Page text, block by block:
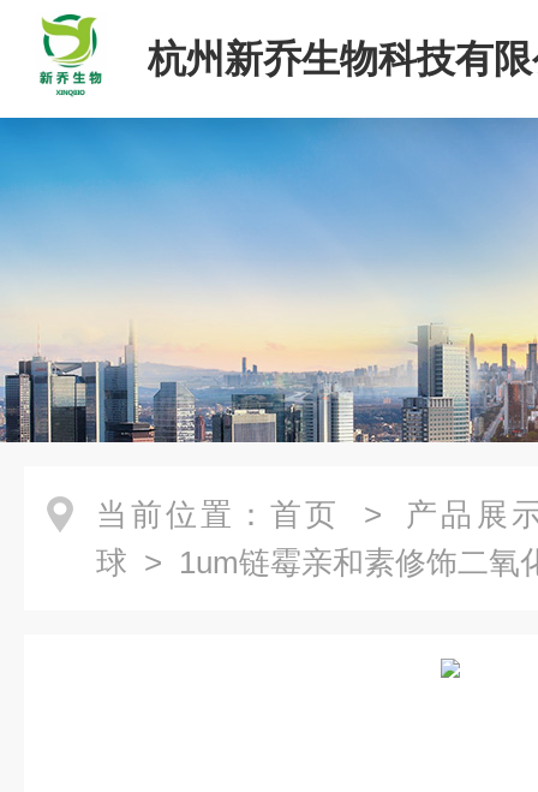
杭州新乔生物科技有
当前位置： 首页 > 产品展
球 > 1um链霉亲和素修饰二氧